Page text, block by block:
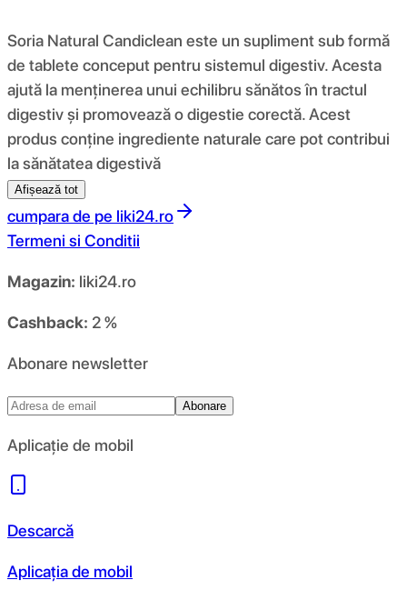
Soria Natural Candiclean este un supliment sub formă
de tablete conceput pentru sistemul digestiv. Acesta
ajută la menținerea unui echilibru sănătos în tractul
digestiv și promovează o digestie corectă. Acest
produs conține ingrediente naturale care pot contribui
la sănătatea digestivă
Afișează tot
cumpara de pe liki24.ro
Termeni si Conditii
Magazin: liki24.ro
Cashback: 2 %
Abonare newsletter
Abonare
Aplicație de mobil
Descarcă
Aplicația de mobil